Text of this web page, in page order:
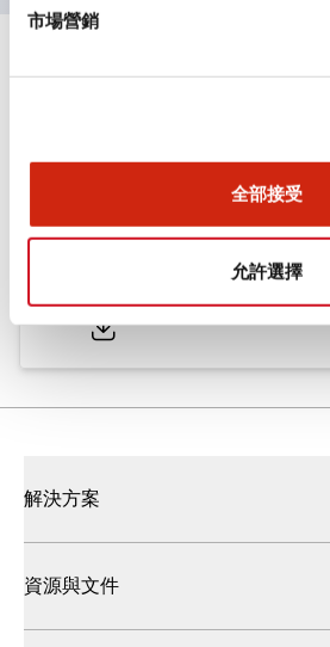
市場營銷
全部接受
允許選擇
文件和檔案
型錄和宣傳手冊 CAD檔 認證與標準
ø25/30 系列 CS型 凸輪開關
解決方案
資源與文件